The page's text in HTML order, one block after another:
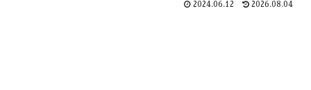
2024.06.12 2026.08.04